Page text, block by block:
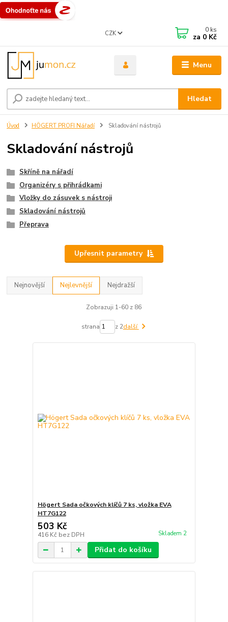
Menu
CZK
Hledat
0 ks
za 0 Kč
Úvod HÖGERT PROFI Nářadí Skladování nástrojů
Skladování nástrojů
Skříně na nářadí
Organizéry s přihrádkami
Vložky do zásuvek s nástroji
Skladování nástrojů
Přeprava
Upřesnit parametry
Nejnovější Nejlevnější Nejdražší
Zobrazuji 1-60 z 86
strana z 2další
Högert Sada očkových klíčů 7 ks, vložka EVA
HT7G122
503 Kč
416 Kč bez DPH Skladem 2
Přidat do košíku